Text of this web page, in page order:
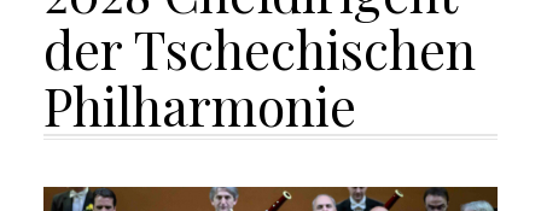
der Tschechischen
Philharmonie